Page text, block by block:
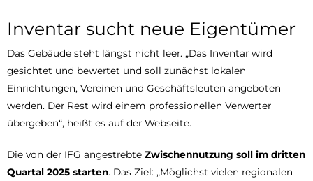
Inventar sucht neue Eigentümer
Das Gebäude steht längst nicht leer. „Das Inventar wird
gesichtet und bewertet und soll zunächst lokalen
Einrichtungen, Vereinen und Geschäftsleuten angeboten
werden. Der Rest wird einem professionellen Verwerter
übergeben“, heißt es auf der Webseite.
Die von der IFG angestrebte Zwischennutzung soll im dritten
Quartal 2025 starten. Das Ziel: „Möglichst vielen regionalen